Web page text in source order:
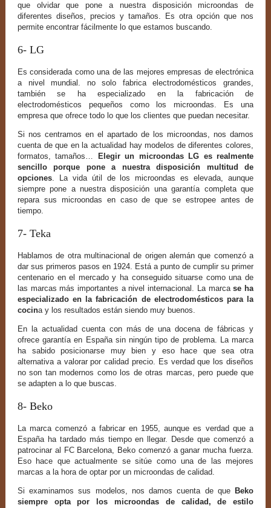
que olvidar que pone a nuestra disposición microondas de
diferentes diseños, precios y tamaños. Es otra opción que nos
permite encontrar fácilmente lo que estamos buscando.
6- LG
Es considerada como una de las mejores empresas de electrónica
a nivel mundial. no solo fabrica electrodomésticos grandes,
también se ha especializado en la fabricación de
electrodomésticos pequeños como los microondas. Es una
empresa que ofrece todo lo que los clientes que puedan necesitar.
Si nos centramos en el apartado de los microondas, nos damos
cuenta de que en la actualidad hay modelos de diferentes colores,
formatos, tamaños…
Elegir un microondas LG es realmente
sencillo porque pone a nuestra disposición multitud de
opciones. La vida útil de los microondas es elevada, aunque
siempre pone a nuestra disposición una garantía completa que
repara sus microondas en caso de que se estropee antes de
tiempo.
7- Teka
Hablamos de otra multinacional de origen alemán que comenzó a
dar sus primeros pasos en 1924. Está a punto de cumplir su primer
centenario en el mercado y ha conseguido situarse como una de
las marcas más importantes a nivel internacional. La marcase ha
especializado en la fabricación de electrodomésticos para la
cocina y los resultados están siendo muy buenos.
En la actualidad cuenta con más de una docena de fábricas y
ofrece garantía en España sin ningún tipo de problema. La marca
ha sabido posicionarse muy bien y eso hace que sea otra
alternativa a valorar por calidad precio. Es verdad que los diseños
no son tan modernos como los de otras marcas, pero puede que
se adapten a lo que buscas.
8- Beko
La marca comenzó a fabricar en 1955, aunque es verdad que a
España ha tardado más tiempo en llegar. Desde que comenzó a
patrocinar al FC Barcelona, Beko comenzó a ganar mucha fuerza.
Eso hace que actualmente se sitúe como una de las mejores
marcas a la hora de optar por un microondas de calidad.
Si examinamos sus modelos, nos damos cuenta de que Beko
siempre opta por los microondas de calidad, de estilo